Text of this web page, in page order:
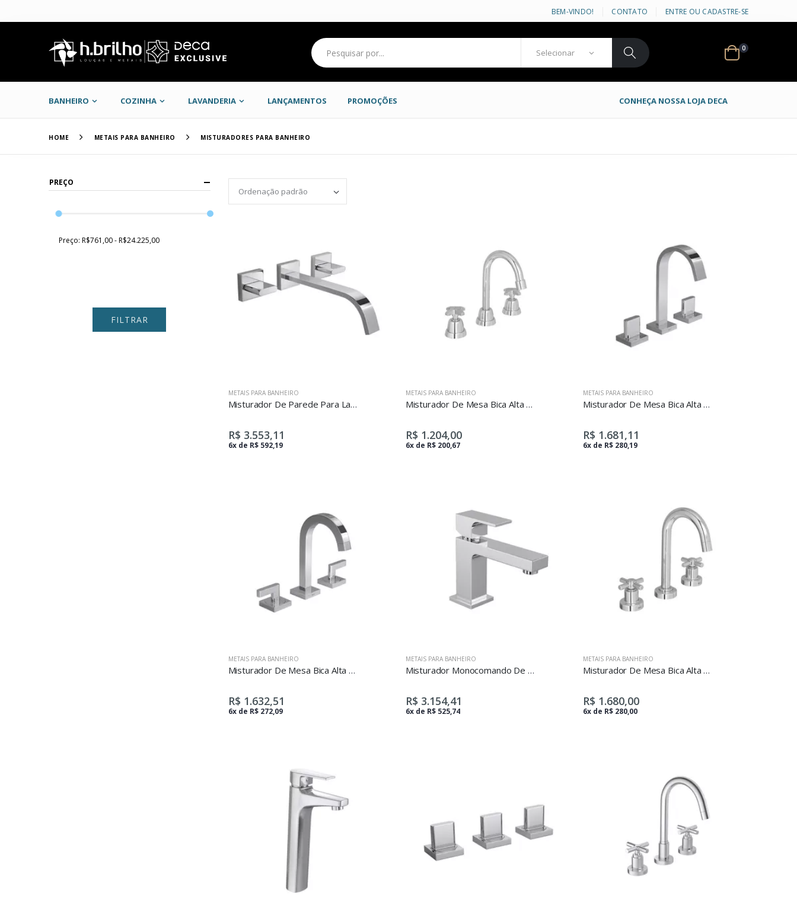
BEM-VINDO! CONTATO ENTRE OU CADASTRE-SE
0
BANHEIRO COZINHA LAVANDERIA LANÇAMENTOS PROMOÇÕES CONHEÇA NOSSA LOJA DECA
HOME METAIS PARA BANHEIRO MISTURADORES PARA BANHEIRO
METAIS PARA BANHEIRO
Misturador De Parede Para Lavatório Polo Cromado
R$ 3.553,11
6x de R$ 592,19
METAIS PARA BANHEIRO
Misturador De Mesa Bica Alta Para Lavatório Max
R$ 1.204,00
6x de R$ 200,67
METAIS PARA BANHEIRO
Misturador De Mesa Bica Alta Para Lavatório Polo Cromado
R$ 1.681,11
6x de R$ 280,19
METAIS PARA BANHEIRO
Misturador De Mesa Bica Alta Para Lavatório
R$ 1.632,51
6x de R$ 272,09
METAIS PARA BANHEIRO
Misturador Monocomando De Mesa Bica Baixa Para Lavatório Unic Cromado
R$ 3.154,41
6x de R$ 525,74
METAIS PARA BANHEIRO
Misturador De Mesa Bica Alta Para Lavatório
R$ 1.680,00
6x de R$ 280,00
PREÇO
Preço: R$761,00 - R$24.225,00
FILTRAR